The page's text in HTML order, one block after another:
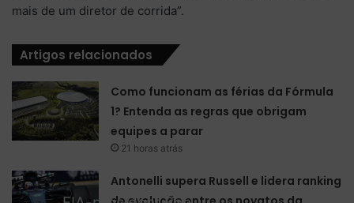
mais de um diretor de corrida”.
Artigos relacionados
Como funcionam as férias da Fórmula
1? Entenda as regras que obrigam
equipes a parar
21 horas atrás
Antonelli supera Russell e lidera ranking